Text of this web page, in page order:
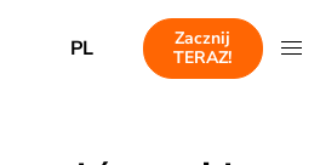
PL
Zacznij
TERAZ!